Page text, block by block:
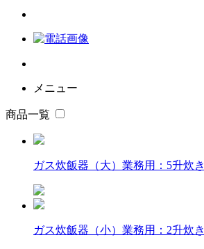
メニュー
商品一覧
ガス炊飯器（大）業務用：5升炊き
ガス炊飯器（小）業務用：2升炊き